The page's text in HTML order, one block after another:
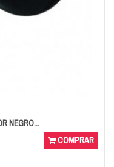
NEGRO...
COMPRAR